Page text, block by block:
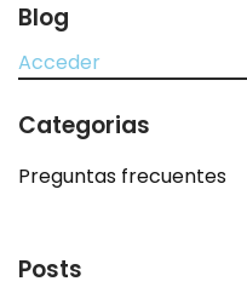
Blog
Acceder
Categorias
Preguntas frecuentes
Posts